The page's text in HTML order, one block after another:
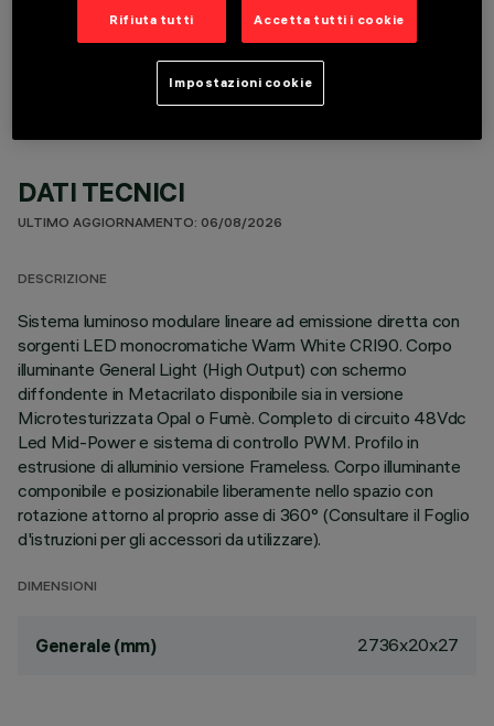
COMPONENTI OPZIONALI
DATI TECNICI
ULTIMO AGGIORNAMENTO: 06/08/2026
DESCRIZIONE
Sistema luminoso modulare lineare ad emissione diretta con
sorgenti LED monocromatiche Warm White CRI90. Corpo
illuminante General Light (High Output) con schermo
diffondente in Metacrilato disponibile sia in versione
Microtesturizzata Opal o Fumè. Completo di circuito 48Vdc
Led Mid-Power e sistema di controllo PWM. Profilo in
estrusione di alluminio versione Frameless. Corpo illuminante
componibile e posizionabile liberamente nello spazio con
rotazione attorno al proprio asse di 360° (Consultare il Foglio
d'istruzioni per gli accessori da utilizzare).
DIMENSIONI
Generale (mm) 2736x20x27
Rifiuta tutti Accetta tutti i cookie
Impostazioni cookie